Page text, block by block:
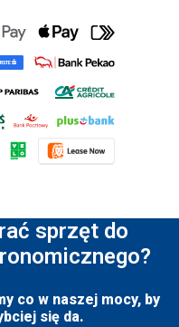
sprzęt do
co w naszej mocy, by
się da.